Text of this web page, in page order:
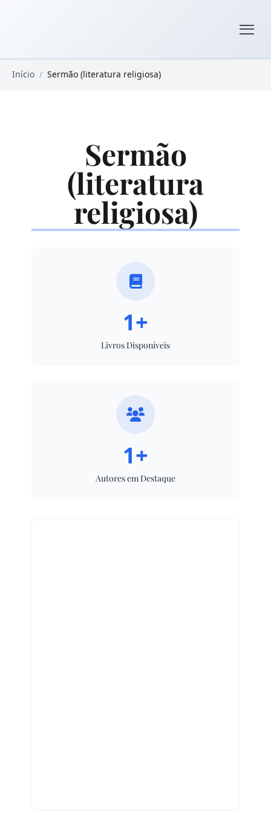
Início / Sermão (literatura religiosa)
Sermão
(literatura
religiosa)
1+
Livros Disponíveis
1+
Autores em Destaque